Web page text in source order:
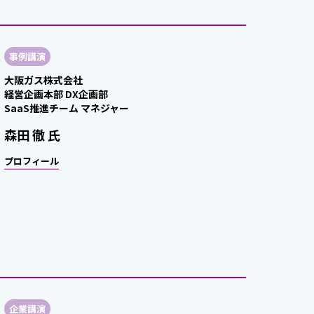
事例講演
大阪ガス株式会社
経営企画本部 DX企画部
SaaS推進チーム マネジャー
森田 徹 氏
プロフィール
企業講演